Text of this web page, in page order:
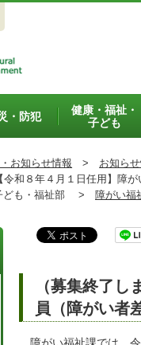
・防犯
健康・福祉・
子ども
お知らせ情報 > お知ら
和８年４月１日任用】障
も・福祉部 > 障がい福
（募集終了
員（障がい者